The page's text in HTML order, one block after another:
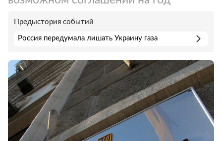
Предыстория событий
Россия передумала лишать Украину газа